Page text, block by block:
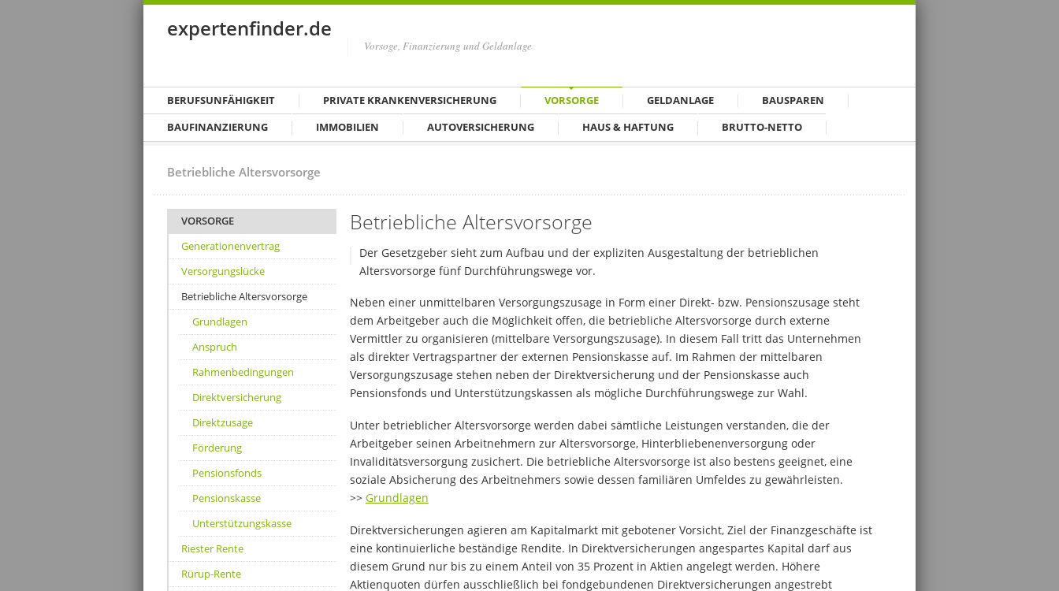
expertenfinder.de
Vorsoge, Finanzierung und Geldanlage
BERUFSUNFÄHIGKEIT PRIVATE KRANKENVERSICHERUNG VORSORGE GELDANLAGE
BAUSPAREN
BAUFINANZIERUNG
IMMOBILIEN AUTOVERSICHERUNG HAUS & HAFTUNG BRUTTO-NETTO
Betriebliche Altersvorsorge
VORSORGE
Generationenvertrag
Versorgungslücke
Betriebliche Altersvorsorge
Grundlagen
Anspruch
Rahmenbedingungen
Direktversicherung
Direktzusage
Förderung
Pensionsfonds
Pensionskasse
Unterstützungskasse
Riester Rente
Rürup-Rente
Betriebliche Altersvorsorge
Der Gesetzgeber sieht zum Aufbau und der expliziten Ausgestaltung der betrieblichen
Altersvorsorge fünf Durchführungswege vor.
Neben einer unmittelbaren Versorgungszusage in Form einer Direkt- bzw. Pensionszusage steht
dem Arbeitgeber auch die Möglichkeit offen, die betriebliche Altersvorsorge durch externe
Vermittler zu organisieren (mittelbare Versorgungszusage). In diesem Fall tritt das Unternehmen
als direkter Vertragspartner der externen Pensionskasse auf. Im Rahmen der mittelbaren
Versorgungszusage stehen neben der Direktversicherung und der Pensionskasse auch
Pensionsfonds und Unterstützungskassen als mögliche Durchführungswege zur Wahl.
Unter betrieblicher Altersvorsorge werden dabei sämtliche Leistungen verstanden, die der
Arbeitgeber seinen Arbeitnehmern zur Altersvorsorge, Hinterbliebenenversorgung oder
Invaliditätsversorgung zusichert. Die betriebliche Altersvorsorge ist also bestens geeignet, eine
soziale Absicherung des Arbeitnehmers sowie dessen familiären Umfeldes zu gewährleisten.
>> Grundlagen
Direktversicherungen agieren am Kapitalmarkt mit gebotener Vorsicht, Ziel der Finanzgeschäfte ist
eine kontinuierliche beständige Rendite. In Direktversicherungen angespartes Kapital darf aus
diesem Grund nur bis zu einem Anteil von 35 Prozent in Aktien angelegt werden. Höhere
Aktienquoten dürfen ausschließlich bei fondgebundenen Direktversicherungen angestrebt